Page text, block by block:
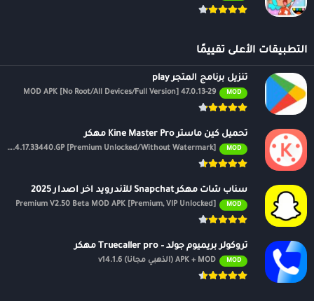
التطبيقات الأعلى تقييمًا
تنزيل برنامج المتجر play
MOD
47.0.13-29 MOD APK [No Root/All Devices/Full Version]
تحميل كين ماستر Kine Master Pro مهكر
MOD
APK v7.4.17.33440.GP [Premium Unlocked/Without Watermark]
سناب شات مهكر Snapchat للأندرويد اخر اصدار 2025
MOD
Premium V2.50 Beta MOD APK [Premium, VIP Unlocked]
تروكولر بريميوم جولد – Truecaller pro مهكر
MOD APK + MOD (الذهبي مجانًا) v14.1.6